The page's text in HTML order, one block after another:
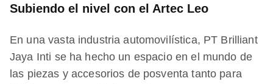
Subiendo el nivel con el Artec Leo
En una vasta industria automovilística, PT Brilliant
Jaya Inti se ha hecho un espacio en el mundo de
las piezas y accesorios de posventa tanto para